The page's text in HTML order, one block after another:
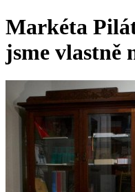
Markéta
jsme vlastně